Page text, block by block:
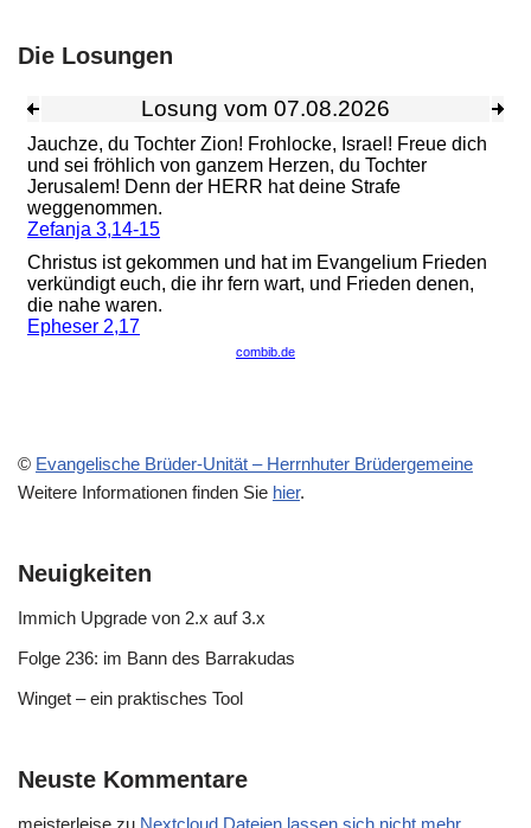
Die Losungen
© Evangelische Brüder-Unität – Herrnhuter Brüdergemeine
Weitere Informationen finden Sie hier.
Neuigkeiten
Immich Upgrade von 2.x auf 3.x
Folge 236: im Bann des Barrakudas
Winget – ein praktisches Tool
Neuste Kommentare